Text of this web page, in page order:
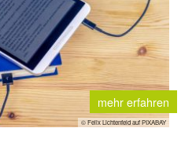
mehr erfahren
© Felix Lichtenfeld auf PIXABAY